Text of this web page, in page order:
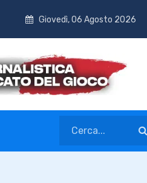
Giovedì, 06 Agosto 2026